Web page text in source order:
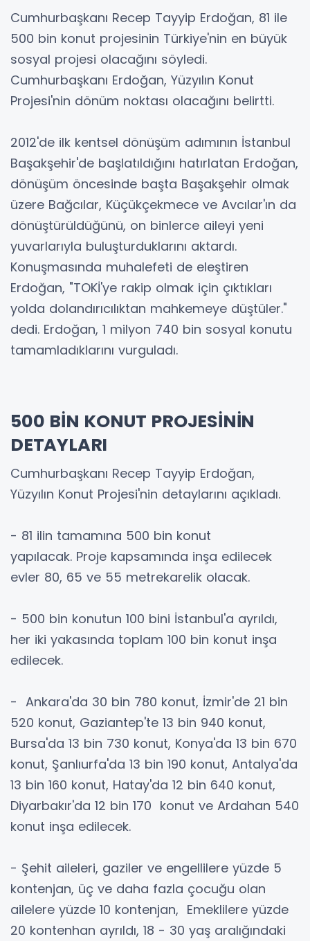
Cumhurbaşkanı Recep Tayyip Erdoğan, 81 ile
500 bin konut projesinin Türkiye'nin en büyük
sosyal projesi olacağını söyledi.
Cumhurbaşkanı Erdoğan, Yüzyılın Konut
Projesi'nin dönüm noktası olacağını belirtti.
2012'de ilk kentsel dönüşüm adımının İstanbul
Başakşehir'de başlatıldığını hatırlatan Erdoğan,
dönüşüm öncesinde başta Başakşehir olmak
üzere Bağcılar, Küçükçekmece ve Avcılar'ın da
dönüştürüldüğünü, on binlerce aileyi yeni
yuvarlarıyla buluşturduklarını aktardı.
Konuşmasında muhalefeti de eleştiren
Erdoğan, "TOKİ'ye rakip olmak için çıktıkları
yolda dolandırıcılıktan mahkemeye düştüler."
dedi. Erdoğan, 1 milyon 740 bin sosyal konutu
tamamladıklarını vurguladı.
500 BİN KONUT PROJESİNİN
DETAYLARI
Cumhurbaşkanı Recep Tayyip Erdoğan,
Yüzyılın Konut Projesi'nin detaylarını açıkladı.
- 81 ilin tamamına 500 bin konut
yapılacak. Proje kapsamında inşa edilecek
evler 80, 65 ve 55 metrekarelik olacak.
- 500 bin konutun 100 bini İstanbul'a ayrıldı,
her iki yakasında toplam 100 bin konut inşa
edilecek.
- Ankara'da 30 bin 780 konut, İzmir'de 21 bin
520 konut, Gaziantep'te 13 bin 940 konut,
Bursa'da 13 bin 730 konut, Konya'da 13 bin 670
konut, Şanlıurfa'da 13 bin 190 konut, Antalya'da
13 bin 160 konut, Hatay'da 12 bin 640 konut,
Diyarbakır'da 12 bin 170 konut ve Ardahan 540
konut inşa edilecek.
- Şehit aileleri, gaziler ve engellilere yüzde 5
kontenjan, üç ve daha fazla çocuğu olan
ailelere yüzde 10 kontenjan, Emeklilere yüzde
20 kontenhan ayrıldı, 18 - 30 yaş aralığındaki